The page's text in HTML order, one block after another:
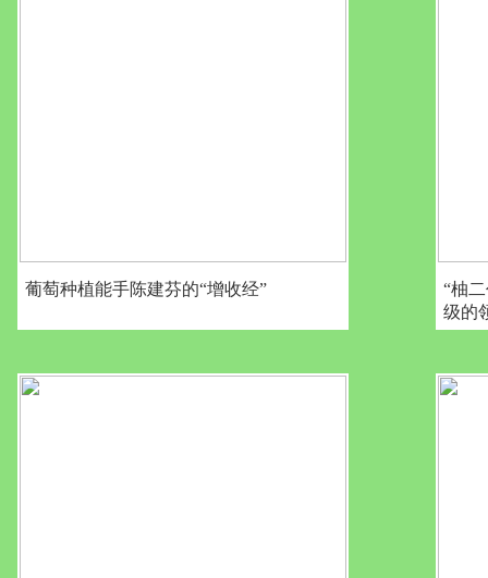
葡萄种植能手陈建芬的“增收经”
“柚
级的